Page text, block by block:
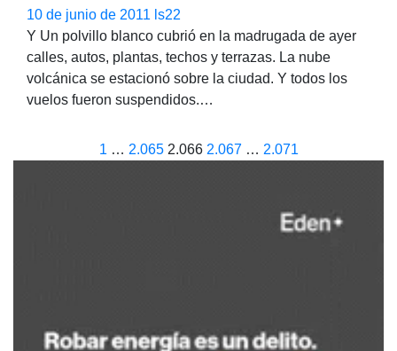
10 de junio de 2011 ls22
Y Un polvillo blanco cubrió en la madrugada de ayer
calles, autos, plantas, techos y terrazas. La nube
volcánica se estacionó sobre la ciudad. Y todos los
vuelos fueron suspendidos.…
Paginación
1 … 2.065 2.066 2.067 … 2.071